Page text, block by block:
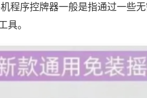
程序控牌器一般是指通过一些
具。